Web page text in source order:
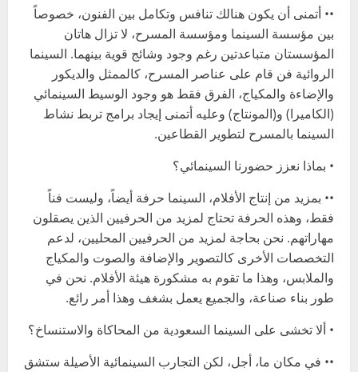
•• أتمنى أن يكون هنالك تنافس وتكامل بين الفنون، خصوصاً
بين مؤسسة السينما ومؤسسة المسرح، لا تزال هاتان
المؤسستان متباعدتين رغم وجود وشائج قوية بينهما. السينما
الروائية فن قام على عناصر المسرح، كالممثل والديكور
والإضاءة والمكياج، الفرق فقط هو وجود الوسيط السينمائي
(الكاميرا) و(المونتاج) وعليه أتمنى إيجاد برامج تربط نشاط
السينما بالمسرح لتطوير القطاعين.
• بماذا نعزز حضورنا السينمائي؟
•• بمزيد من إنتاج الأفلام، السينما حرفة أيضاً، وليست فناً
فقط، وهذه الحرفة تحتاج لمزيد من الحرفيين الذين يصقلون
مهاراتهم. نحن بحاجة لمزيد من الحرفيين المحليين، لدعم
التخصصات الأخرى كالتصوير والإضافة والصوت والمكياج
والملابس، وهذا ما تقوم به مشكورة هيئة الأفلام. نحن في
طور بناء صناعة، والجميع يعمل بشغف وهذا أمر رائع.
• ألا تخشى على السينما السعودية من المحاكاة والاستنساخ؟
•• في مكان ما، أجل، لكن التجارب السينمائية الأصيلة ستشق